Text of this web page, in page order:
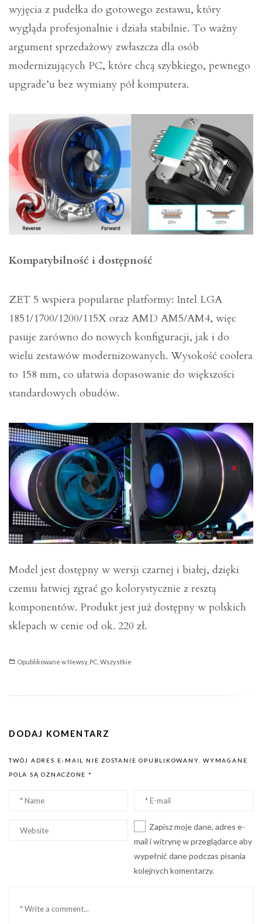
wyjęcia z pudełka do gotowego zestawu, który
wygląda profesjonalnie i działa stabilnie. To ważny
argument sprzedażowy zwłaszcza dla osób
modernizujących PC, które chcą szybkiego, pewnego
upgrade’u bez wymiany pół komputera.
Kompatybilność i dostępność
ZET 5 wspiera popularne platformy: Intel LGA
1851/1700/1200/115X oraz AMD AM5/AM4, więc
pasuje zarówno do nowych konfiguracji, jak i do
wielu zestawów modernizowanych. Wysokość coolera
to 158 mm, co ułatwia dopasowanie do większości
standardowych obudów.
Model jest dostępny w wersji czarnej i białej, dzięki
czemu łatwiej zgrać go kolorystycznie z resztą
komponentów. Produkt jest już dostępny w polskich
sklepach w cenie od ok. 220 zł.
Opublikowane wNewsy, PC Wszystkie
DODAJ KOMENTARZ
TWÓJ ADRES E-MAIL NIE ZOSTANIE OPUBLIKOWANY. WYMAGANE
POLA SĄ OZNACZONE *
Nazwa
Email
Witryna
Zapisz moje dane, adres e-
mail i witrynę w przeglądarce aby
wypełnić dane podczas pisania
kolejnych komentarzy.